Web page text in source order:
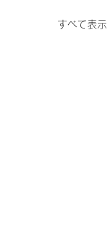
すべて表示